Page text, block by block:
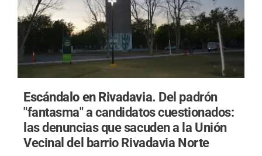
Escándalo en Rivadavia. Del padrón
"fantasma" a candidatos cuestionados:
las denuncias que sacuden a la Unión
Vecinal del barrio Rivadavia Norte